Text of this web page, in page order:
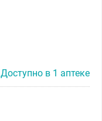
Доступно в 1 аптеке